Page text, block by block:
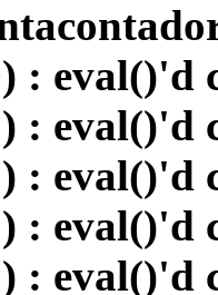
: eval()'d
: eval()'d
: eval()'d
: eval()'d
: eval()'d